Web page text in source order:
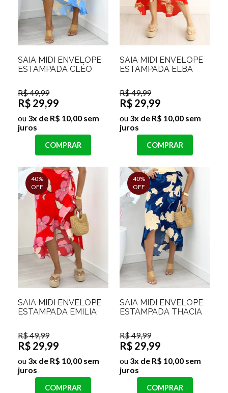
SAIA MIDI ENVELOPE
ESTAMPADA CLÉO
R$ 49,99
R$ 29,99
ou 3x de R$ 10,00 sem
juros
COMPRAR
SAIA MIDI ENVELOPE
ESTAMPADA ELBA
R$ 49,99
R$ 29,99
ou 3x de R$ 10,00 sem
juros
COMPRAR
40%
OFF
SAIA MIDI ENVELOPE
ESTAMPADA EMILIA
R$ 49,99
R$ 29,99
ou 3x de R$ 10,00 sem
juros
COMPRAR
40%
OFF
SAIA MIDI ENVELOPE
ESTAMPADA THACIA
R$ 49,99
R$ 29,99
ou 3x de R$ 10,00 sem
juros
COMPRAR